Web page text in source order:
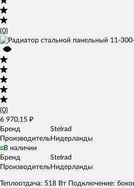
(0)
(0)
6 970,15 ₽
Бренд
Stelrad
ПроизводительНидерланды
В наличии
Бренд
Stelrad
ПроизводительНидерланды
Теплоотдача: 518 Вт Подключение: